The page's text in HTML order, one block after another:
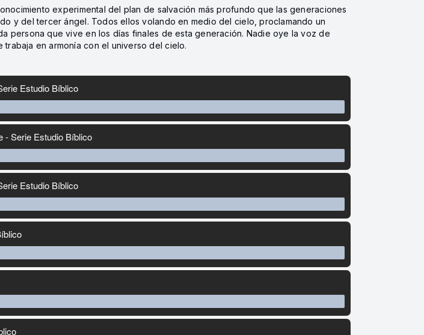
experimental del plan de salvación más profundo que las generaciones
y del tercer ángel. Todos ellos volando en medio del cielo, proclamando un
persona que vive en los días finales de esta generación. Nadie oye la voz de
en armonía con el universo del cielo.